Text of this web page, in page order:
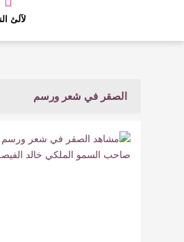
لآلئ
الصقر في شعر ورسم